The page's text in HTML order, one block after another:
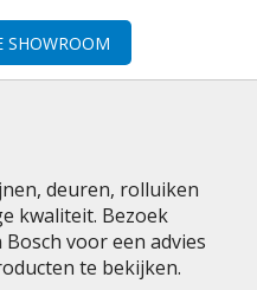
SHOWROOM
deuren, rolluiken
kwaliteit. Bezoek
voor een advies
te bekijken.